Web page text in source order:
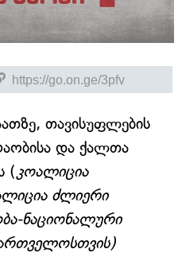
თავისუფლების
და ქალთა
(კოალიცია
ძლიერი
ნაციონალური